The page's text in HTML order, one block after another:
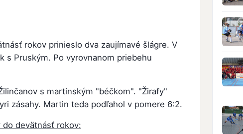
rokov prinieslo dva zaujímavé šlágre. V
s Pruským. Po vyrovnanom priebehu
s martinským "béčkom". "Žirafy"
zásahy. Martin teda podľahol v pomere 6:2.
devätnásť rokov: